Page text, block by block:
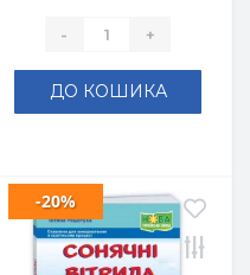
- +
ДО КОШИКА
-20%